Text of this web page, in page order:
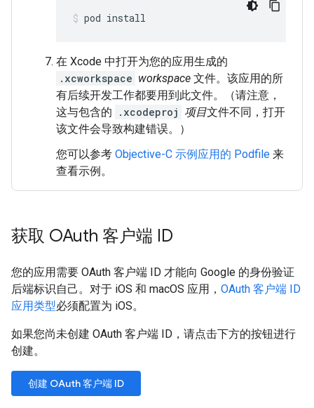
pod install
在 Xcode 中打开为您的应用生成的
.xcworkspace workspace 文件。该应用的所
有后续开发工作都要用到此文件。（请注意，
这与包含的
.xcodeproj 项目文件不同，打开
该文件会导致构建错误。）
您可以参考 Objective-C 示例应用的 Podfile 来
查看示例。
获取 OAuth 客户端 ID
您的应用需要 OAuth 客户端 ID 才能向 Google 的身份验证
后端标识自己。对于 iOS 和 macOS 应用， OAuth 客户端 ID
应用类型必须配置为 iOS。
如果您尚未创建 OAuth 客户端 ID，请点击下方的按钮进行
创建。
创建 OAuth 客户端 ID